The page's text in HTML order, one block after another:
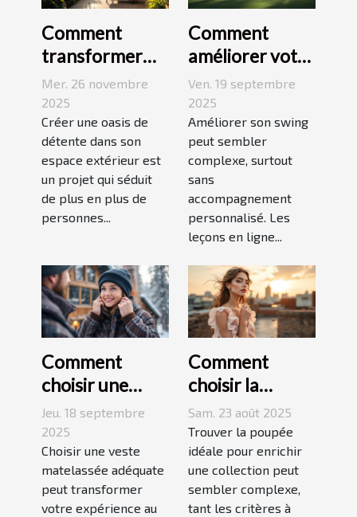
Comment
transformer
votre espace
extérieur en
oasis de
détente ?
Mer. 26 novembre
2025
Créer une oasis de
détente dans son
espace extérieur est
un projet qui séduit
de plus en plus de
personnes...
Comment
améliorer votre
swing avec des
leçons en ligne
Ven. 19 septembre
2025
Améliorer son swing
peut sembler
complexe, surtout
sans
accompagnement
personnalisé. Les
leçons en ligne...
Comment
choisir une
veste
matelassée
adaptée à votre
style de vie ?
Jeu. 18 septembre
2025
Choisir une veste
matelassée adéquate
peut transformer
votre expérience au
Comment
choisir la
poupée
parfaite pour
votre collection
unique ?
Sam. 23 août 2025
Trouver la poupée
idéale pour enrichir
une collection peut
sembler complexe,
tant les critères à